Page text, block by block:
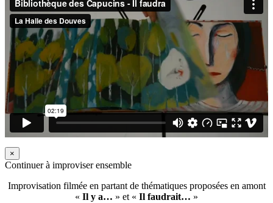
×
Continuer à improviser ensemble
Improvisation filmée en partant de thématiques proposées en amont
« Il y a… » et « Il faudrait… »